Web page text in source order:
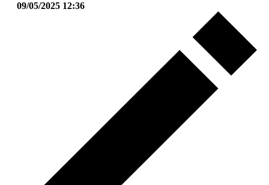
09/05/2025 12:36